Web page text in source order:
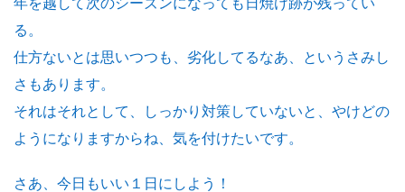
年を越して次のシーズンになっても日焼け跡が残ってい
る。
仕方ないとは思いつつも、劣化してるなあ、というさみし
さもあります。
それはそれとして、しっかり対策していないと、やけどの
ようになりますからね、気を付けたいです。
さあ、今日もいい１日にしよう！